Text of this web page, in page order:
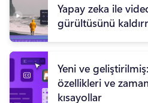
Yapay zeka ile
gürültüsünü
Yeni ve
özellikleri ve
kısayollar